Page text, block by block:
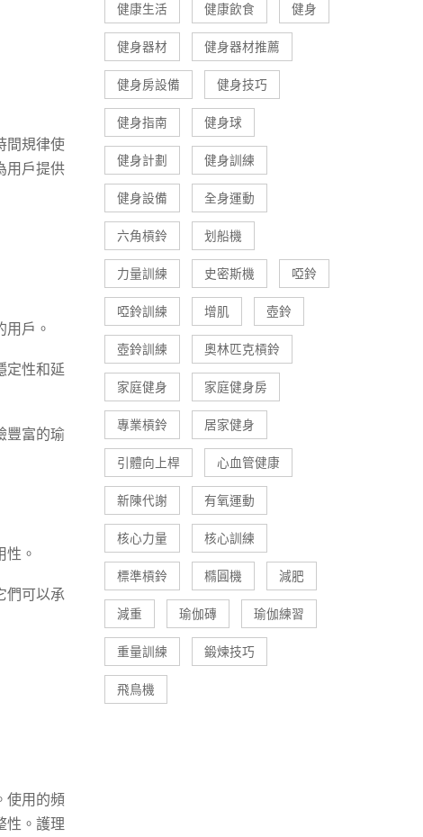
間規律使
用戶提供
戶。
定性和延
豐富的瑜
性。
們可以承
使用的頻
性。護理
健康生活 健康飲食 健身
健身器材 健身器材推薦
健身房設備 健身技巧
健身指南 健身球
健身計劃 健身訓練
健身設備 全身運動
六角槓鈴 划船機
力量訓練 史密斯機 啞鈴
啞鈴訓練 增肌 壺鈴
壺鈴訓練 奧林匹克槓鈴
家庭健身 家庭健身房
專業槓鈴 居家健身
引體向上桿 心血管健康
新陳代謝 有氧運動
核心力量 核心訓練
標準槓鈴 橢圓機 減肥
減重 瑜伽磚 瑜伽練習
重量訓練 鍛煉技巧
飛鳥機